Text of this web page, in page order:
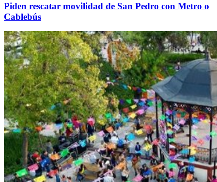
Piden rescatar movilidad de San Pedro con Metro o
Cablebús